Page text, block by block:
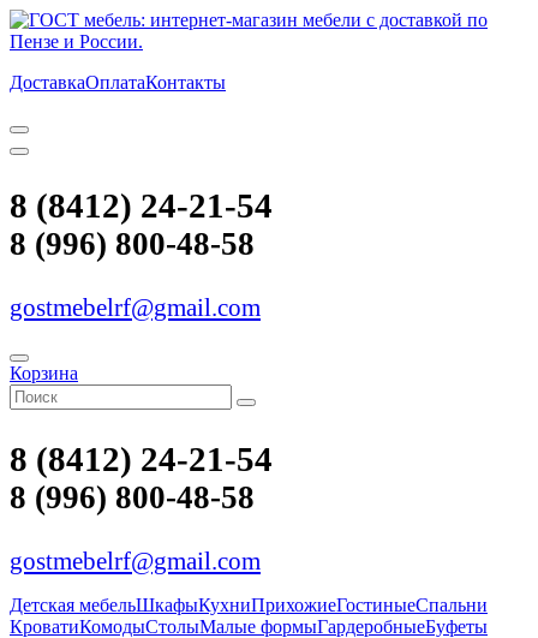
ДоставкаОплатаКонтакты
8 (8412) 24-21-54
8 (996) 800-48-58
gostmebelrf@gmail.com
Корзина
8 (8412) 24-21-54
8 (996) 800-48-58
gostmebelrf@gmail.com
Детская мебельШкафыКухниПрихожиеГостиныеСпальни
КроватиКомодыСтолыМалые формыГардеробныеБуфеты